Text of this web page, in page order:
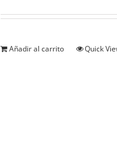
Añadir al carrito Quick